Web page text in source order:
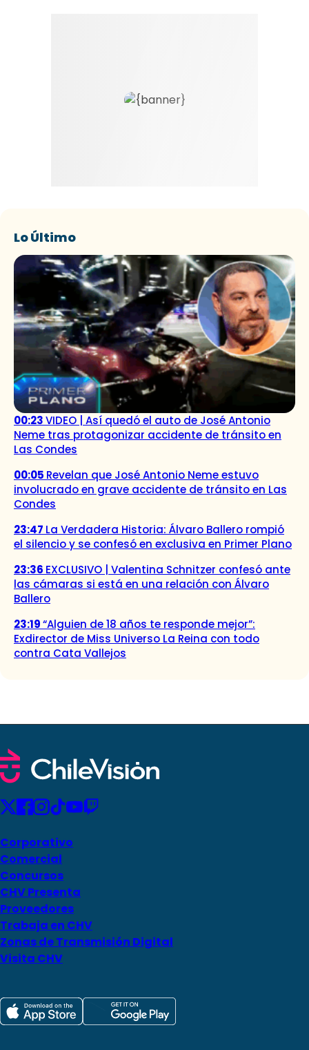
Lo Último
00:23VIDEO | Así quedó el auto de José Antonio
Neme tras protagonizar accidente de tránsito en
Las Condes
00:05 Revelan que José Antonio Neme estuvo
involucrado en grave accidente de tránsito en Las
Condes
23:47 La Verdadera Historia: Álvaro Ballero rompió
el silencio y se confesó en exclusiva en Primer Plano
23:36 EXCLUSIVO | Valentina Schnitzer confesó ante
las cámaras si está en una relación con Álvaro
Ballero
23:19“Alguien de 18 años te responde mejor”:
Exdirector de Miss Universo La Reina con todo
contra Cata Vallejos
Corporativo
Comercial
Concursos
CHV Presenta
Proveedores
Trabaja en CHV
Zonas de Transmisión Digital
Visita CHV